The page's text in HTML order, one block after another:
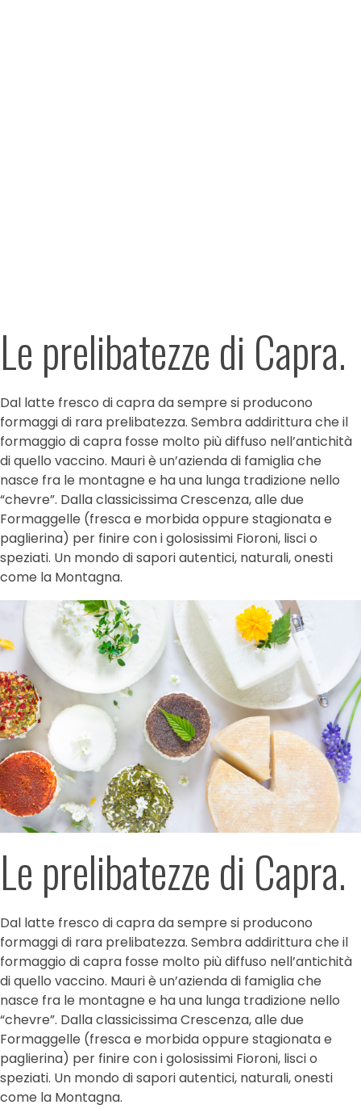
Le prelibatezze di Capra.
Dal latte fresco di capra da sempre si producono
formaggi di rara prelibatezza. Sembra addirittura che il
formaggio di capra fosse molto più diffuso nell’antichità
di quello vaccino. Mauri è un’azienda di famiglia che
nasce fra le montagne e ha una lunga tradizione nello
“chevre”. Dalla classicissima Crescenza, alle due
Formaggelle (fresca e morbida oppure stagionata e
paglierina) per finire con i golosissimi Fioroni, lisci o
speziati. Un mondo di sapori autentici, naturali, onesti
come la Montagna.
Le prelibatezze di Capra.
Dal latte fresco di capra da sempre si producono
formaggi di rara prelibatezza. Sembra addirittura che il
formaggio di capra fosse molto più diffuso nell’antichità
di quello vaccino. Mauri è un’azienda di famiglia che
nasce fra le montagne e ha una lunga tradizione nello
“chevre”. Dalla classicissima Crescenza, alle due
Formaggelle (fresca e morbida oppure stagionata e
paglierina) per finire con i golosissimi Fioroni, lisci o
speziati. Un mondo di sapori autentici, naturali, onesti
come la Montagna.